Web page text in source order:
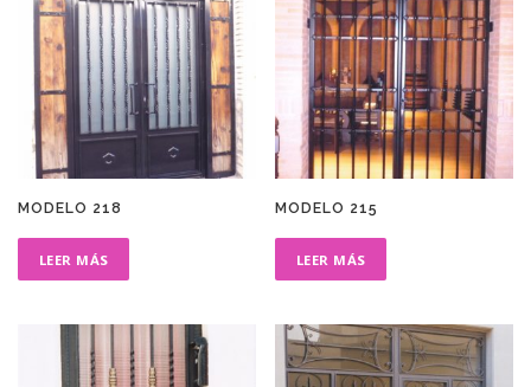
MODELO 218
LEER MÁS
MODELO 215
LEER MÁS